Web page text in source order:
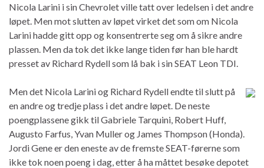
Nicola Larini i sin Chevrolet ville tatt over ledelsen i det andre
løpet. Men mot slutten av løpet virket det som om Nicola
Larini hadde gitt opp og konsentrerte seg om å sikre andre
plassen. Men da tok det ikke lange tiden før han ble hardt
presset av Richard Rydell som lå bak i sin SEAT Leon TDI.
Men det Nicola Larini og Richard Rydell endte til slutt på
en andre og tredje plass i det andre løpet. De neste
poengplassene gikk til Gabriele Tarquini, Robert Huff,
Augusto Farfus, Yvan Muller og James Thompson (Honda).
Jordi Gene er den eneste av de fremste SEAT-førerne som
ikke tok noen poeng i dag, etter å ha måttet besøke depotet